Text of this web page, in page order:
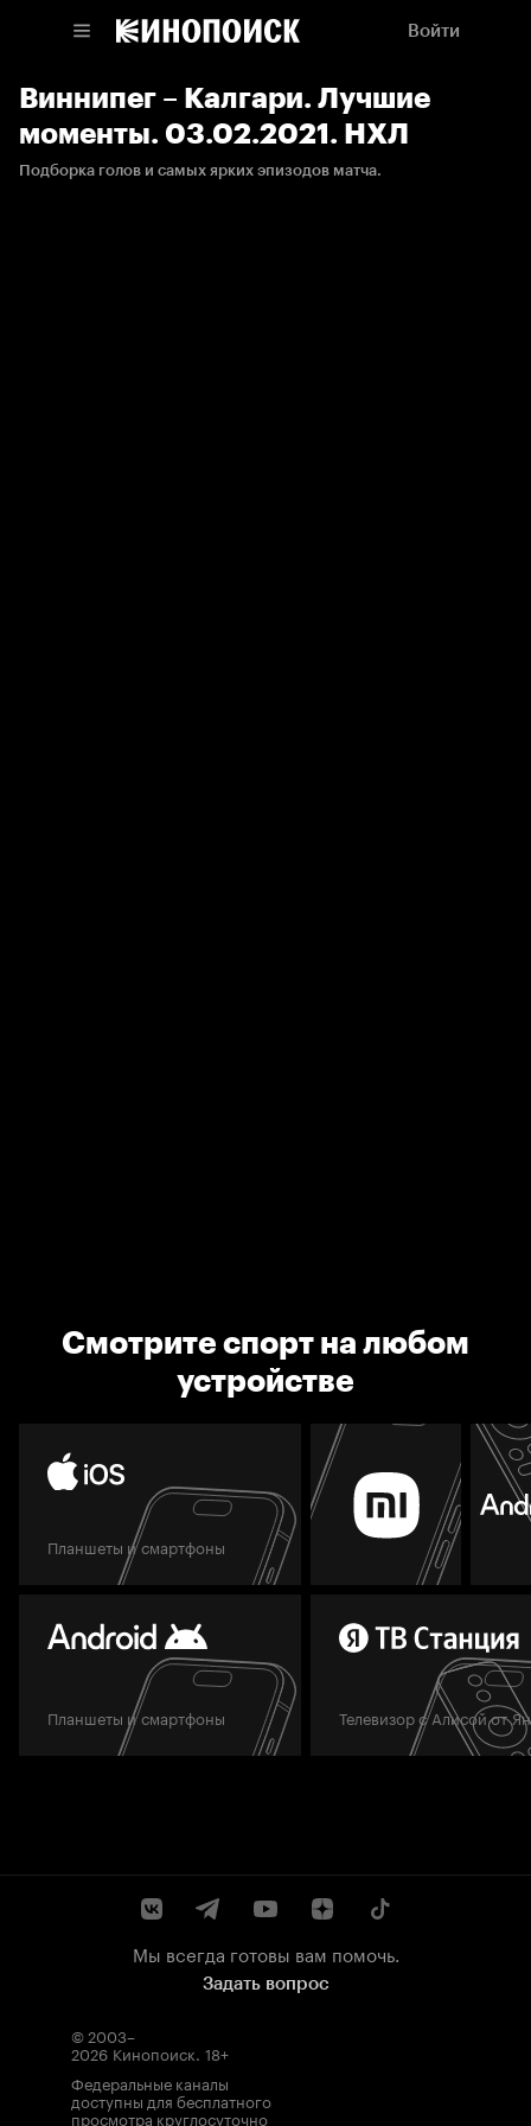
Войти
Виннипег – Калгари. Лучшие
моменты. 03.02.2021. НХЛ
Подборка голов и самых ярких эпизодов матча.
Смотрите спорт на любом
устройстве
Планшеты и смартфоны
Планшеты и смартфоны Телевизор с Алисой от
Мы всегда готовы вам помочь.
Задать вопрос
© 2003–
2026 Кинопоиск. 18+
Федеральные каналы
доступны для бесплатного
просмотра круглосуточно